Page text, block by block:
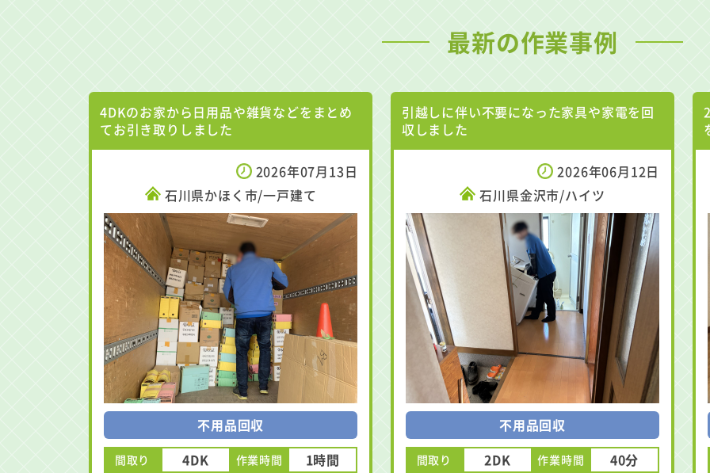
最新の作業事例
4DKのお家から日用品や雑貨などをまとめ
てお引き取りしました
2026年07月13日
石川県かほく市/一戸建て
不用品回収
間取り 4DK 作業時間
1時間
引越しに伴い不要になった家具や家電を回
収しました
2026年06月12日
石川県金沢市/ハイツ
不用品回収
間取り 2DK 作業時間
40分